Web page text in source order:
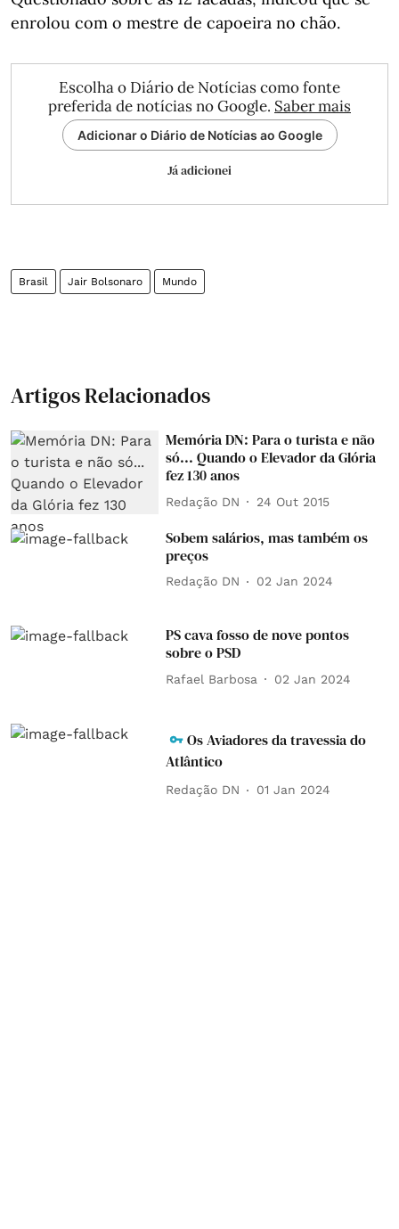
enrolou com o mestre de capoeira no chão.
Escolha o Diário de Notícias como fonte
preferida de notícias no Google. Saber mais
Adicionar o Diário de Notícias ao Google
Já adicionei
Brasil Jair Bolsonaro Mundo
Artigos Relacionados
Memória DN: Para o turista e não
só... Quando o Elevador da Glória
fez 130 anos
Redação DN 24 Out 2015
Sobem salários, mas também os
preços
Redação DN 02 Jan 2024
PS cava fosso de nove pontos
sobre o PSD
Rafael Barbosa 02 Jan 2024
Os Aviadores da travessia do
Atlântico
Redação DN 01 Jan 2024